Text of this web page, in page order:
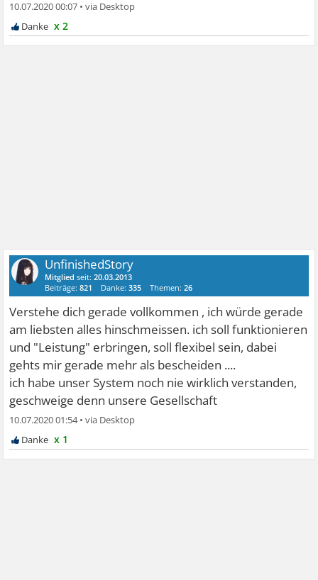
10.07.2020 00:07 •
x 2
UnfinishedStory
Mitglied seit:20.03.2013
Beiträge:821 Danke:335 Themen:26
Verstehe dich gerade vollkommen , ich würde gerade
am liebsten alles hinschmeissen. ich soll funktionieren
und "Leistung" erbringen, soll flexibel sein, dabei
gehts mir gerade mehr als bescheiden ....
ich habe unser System noch nie wirklich verstanden,
geschweige denn unsere Gesellschaft
10.07.2020 01:54•
x 1